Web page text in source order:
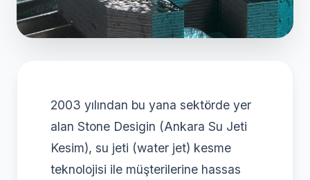
2003 yılından bu yana sektörde yer
alan Stone Desigin (Ankara Su Jeti
Kesim), su jeti (water jet) kesme
teknolojisi ile müşterilerine hassas